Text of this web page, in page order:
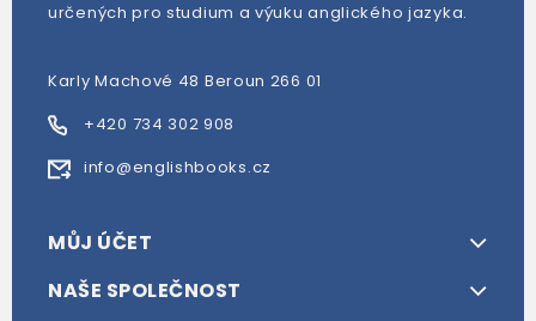
určených pro studium a výuku anglického jazyka.
Karly Machové 48 Beroun 266 01
+420 734 302 908
info@englishbooks.cz
MŮJ ÚČET
NAŠE SPOLEČNOST